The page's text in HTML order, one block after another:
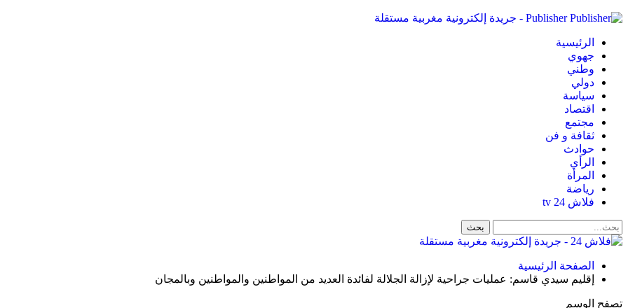
Publisher - جريدة إلكترونية مغربية مستقلة
الرئيسية
جهوي
وطني
دولي
سياسة
اقتصاد
مجتمع
ثقافة و فن
حوادث
الرأي
المرأة
رياضة
فلاش 24 tv
الصفحة الرئيسية
إقليم سيدي قاسم: عمليات جراحية لإزالة الجلالة لفائدة العديد من المواطنين والمواطنين وبالمجان
تصفح الوسم